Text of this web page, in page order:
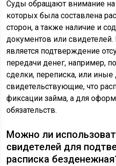
Суды обращают внимание на
которых была составлена
сторон, а также наличие и
документов или
является подтверждение
передачи денег, например,
сделки, переписка, или иные
свидетельствующие, что
фиксации займа, а для
обязательств.
Можно ли
свидетелей для
расписка